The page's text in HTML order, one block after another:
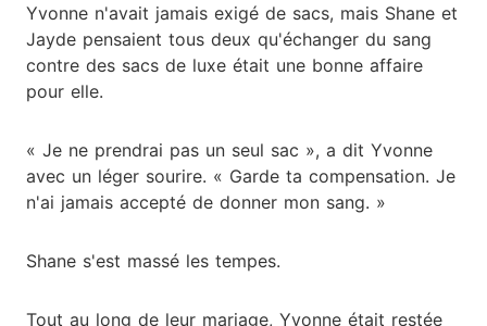
Yvonne n'avait jamais exigé de sacs, mais Shane et
Jayde pensaient tous deux qu'échanger du sang
contre des sacs de luxe était une bonne affaire
pour elle.
« Je ne prendrai pas un seul sac », a dit Yvonne
avec un léger sourire. « Garde ta compensation. Je
n'ai jamais accepté de donner mon sang. »
Shane s'est massé les tempes.
Tout au long de leur mariage, Yvonne était restée